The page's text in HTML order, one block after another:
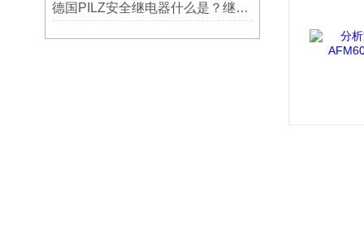
德国PILZ安全继电器什么是？继电器的作用及介绍